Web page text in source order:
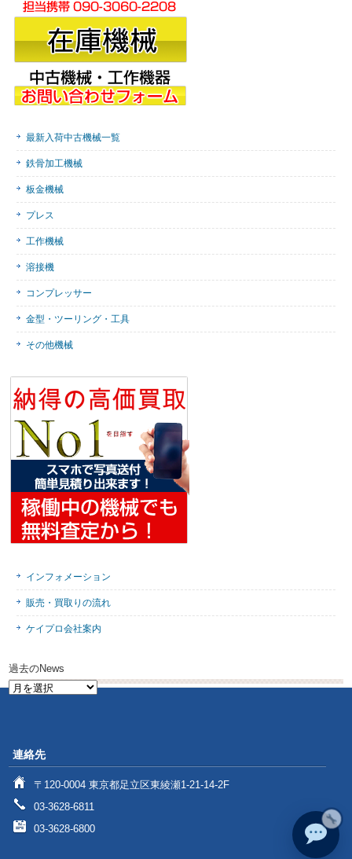
最新入荷中古機械一覧
鉄骨加工機械
板金機械
プレス
工作機械
溶接機
コンプレッサー
金型・ツーリング・工具
その他機械
インフォメーション
販売・買取りの流れ
ケイプロ会社案内
過去のNews
過
連絡先
〒120-0004 東京都足立区東綾瀬1-21-14-2F
03-3628-6811
03-3628-6800